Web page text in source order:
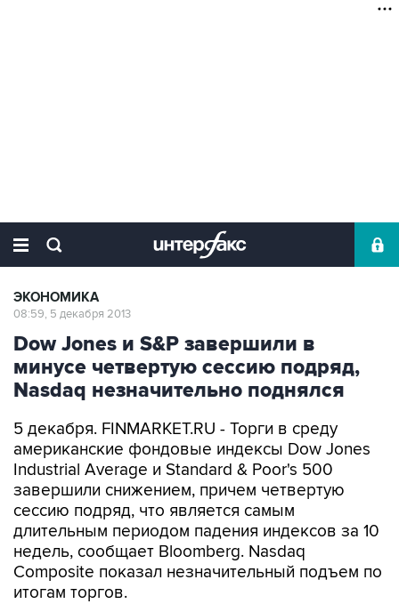
ЭКОНОМИКА
08:59, 5 декабря 2013
Dow Jones и S&P завершили в
минусе четвертую сессию подряд,
Nasdaq незначительно поднялся
5 декабря. FINMARKET.RU - Торги в среду
американские фондовые индексы Dow Jones
Industrial Average и Standard & Poor's 500
завершили снижением, причем четвертую
сессию подряд, что является самым
длительным периодом падения индексов за 10
недель, сообщает Bloomberg. Nasdaq
Composite показал незначительный подъем по
итогам торгов.